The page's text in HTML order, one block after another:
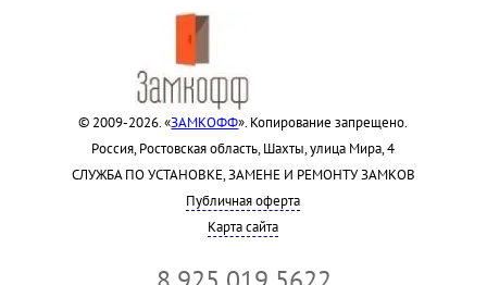
© 2009-2026. «ЗАМКОФФ». Копирование запрещено.
Россия, Ростовская область, Шахты, улица Мира, 4
СЛУЖБА ПО УСТАНОВКЕ, ЗАМЕНЕ И РЕМОНТУ ЗАМКОВ
Публичная оферта
Карта сайта